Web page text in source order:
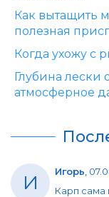
Как вытащить
полезная
Когда ухожу с
Глубина лески
атмосферное
И Игорь
Карп сама